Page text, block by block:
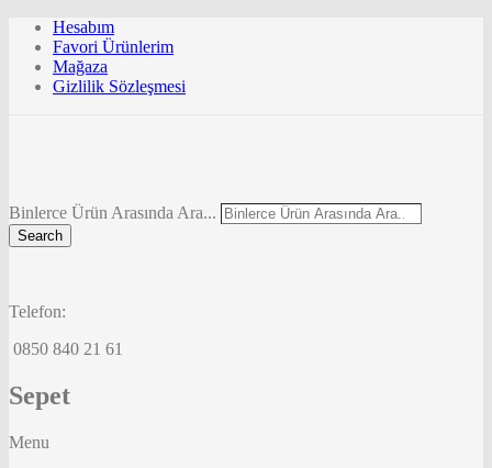
Hesabım
Favori Ürünlerim
Mağaza
Gizlilik Sözleşmesi
Binlerce Ürün Arasında Ara...
Search
Telefon:
0850 840 21 61
Sepet
Menu